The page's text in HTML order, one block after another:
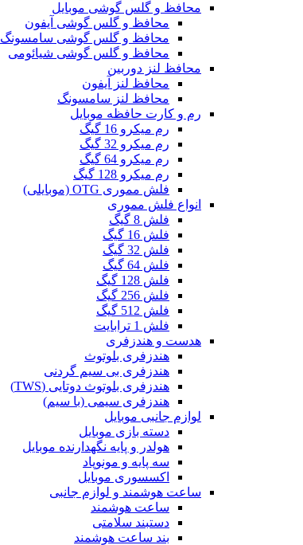
محافظ و گلس گوشی موبایل
محافظ و گلس گوشی آیفون
محافظ و گلس گوشی سامسونگ
محافظ و گلس گوشی شیائومی
محافظ لنز دوربین
محافظ لنز آیفون
محافظ لنز سامسونگ
رم و کارت حافظه موبایل
رم میکرو 16 گیگ
رم میکرو 32 گیگ
رم میکرو 64 گیگ
رم میکرو 128 گیگ
فلش مموری OTG (موبایلی)
انواع فلش مموری
فلش 8 گیگ
فلش 16 گیگ
فلش 32 گیگ
فلش 64 گیگ
فلش 128 گیگ
فلش 256 گیگ
فلش 512 گیگ
فلش 1 ترابایت
هدست و هندزفری
هندزفری بلوتوث
هندزفری بی سیم گردنی
هندزفری بلوتوث دوتایی (TWS)
هندزفری سیمی (با سیم)
لوازم جانبی موبایل
دسته بازی موبایل
هولدر و پایه نگهدارنده موبایل
سه پایه و مونوپاد
اکسسوری موبایل
ساعت هوشمند و لوازم جانبی
ساعت هوشمند
دستبند سلامتی
بند ساعت هوشمند